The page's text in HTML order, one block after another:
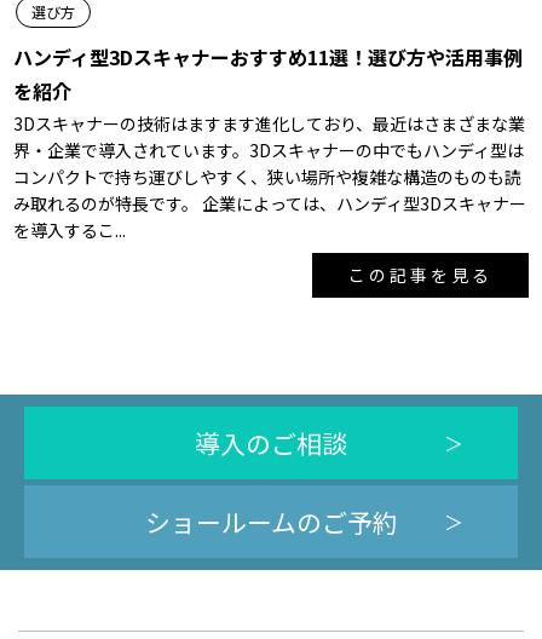
選び方
ハンディ型3Dスキャナーおすすめ11選！選び方や活用事例
を紹介
3Dスキャナーの技術はますます進化しており、最近はさまざまな業
界・企業で導入されています。3Dスキャナーの中でもハンディ型は
コンパクトで持ち運びしやすく、狭い場所や複雑な構造のものも読
み取れるのが特長です。 企業によっては、ハンディ型3Dスキャナー
を導入するこ...
この記事を見る
導入のご相談
ショールームのご予約